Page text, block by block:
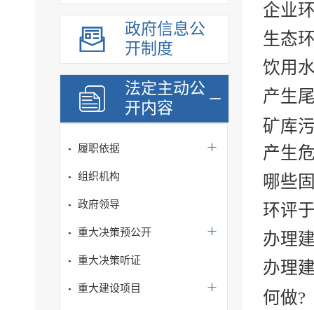
政府信息公
开制度
法定主动公
开内容
履职依据
组织机构
政府领导
重大决策预公开
重大决策听证
重大建设项目
企业
生态
饮用
产生
矿库
产生
哪些
环评
办理
办理
何做?